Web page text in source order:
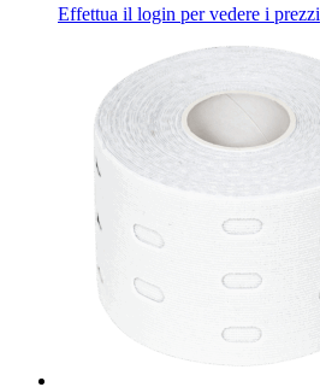
Effettua il login per vedere i prezzi